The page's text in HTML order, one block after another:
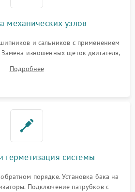
механических узлов
и сальников с применением
Замена изношенных щеток двигателя,
резиновой манжеты.
Подробнее
герметизация системы
порядке. Установка бака на
Подключение патрубков с